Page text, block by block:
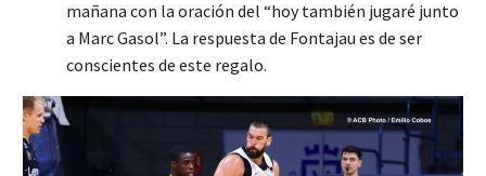
mañana con la oración del “hoy también jugaré junto
a Marc Gasol”. La respuesta de Fontajau es de ser
conscientes de este regalo.